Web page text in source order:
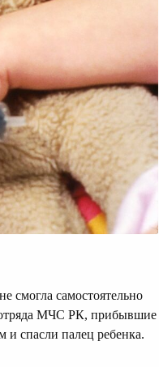
смогла самостоятельно
отряда МЧС РК, прибывшие
и спасли палец ребенка.